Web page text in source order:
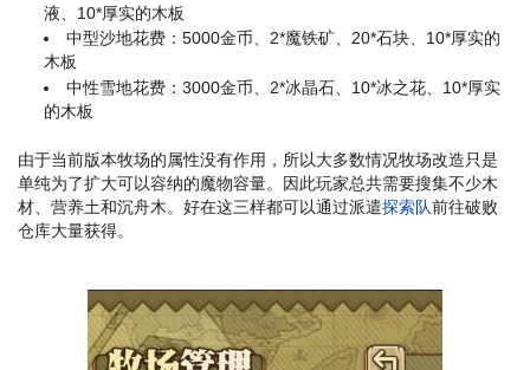
液、10*厚实的木板
中型沙地花费：5000金币、2*魔铁矿、20*石块、10*厚实的
木板
中性雪地花费：3000金币、2*冰晶石、10*冰之花、10*厚实
的木板
由于当前版本牧场的属性没有作用，所以大多数情况牧场改造只是
单纯为了扩大可以容纳的魔物容量。因此玩家总共需要搜集不少木
材、营养土和沉舟木。好在这三样都可以通过派遣探索队前往破败
仓库大量获得。